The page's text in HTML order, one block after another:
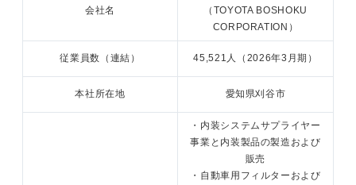
会社名
（TOYOTA BOSHOKU
CORPORATION）
従業員数（連結） 45,521人（2026年3月期）
本社所在地 愛知県刈谷市
・内装システムサプライヤー
事業と内装製品の製造および
販売
・自動車用フィルターおよび
やばい理由に対する企業の動き方を確認しよう